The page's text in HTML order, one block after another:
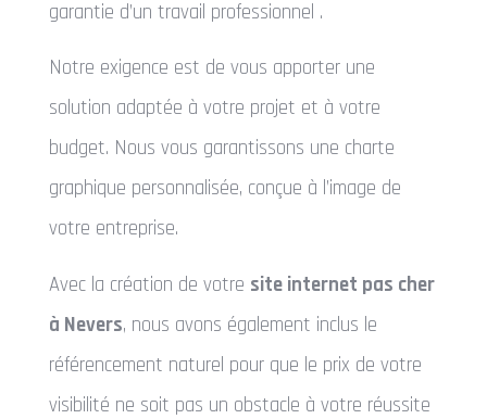
garantie d’un travail professionnel .
Notre exigence est de vous apporter une
solution adaptée à votre projet et à votre
budget. Nous vous garantissons une charte
graphique personnalisée, conçue à l’image de
votre entreprise.
Avec la création de votre site internet pas cher
à Nevers, nous avons également inclus le
référencement naturel pour que le prix de votre
visibilité ne soit pas un obstacle à votre réussite